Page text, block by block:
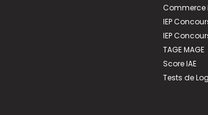
Commerce
IEP
IEP
TAGE MAGE
Score IAE
Tests de